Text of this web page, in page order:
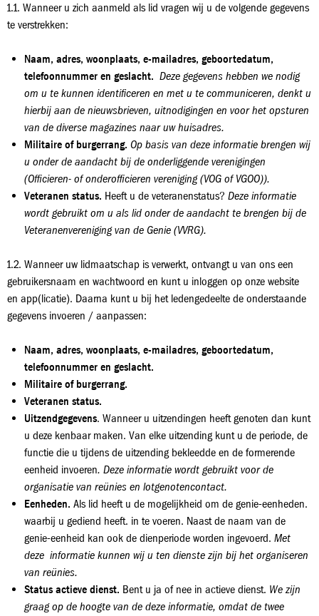
1.1. Wanneer u zich aanmeld als lid vragen wij u de volgende gegevens
te verstrekken:
Naam, adres, woonplaats, e-mailadres, geboortedatum,
telefoonnummer en geslacht. Deze gegevens hebben we nodig
om u te kunnen identificeren en met u te communiceren, denkt u
hierbij aan de nieuwsbrieven, uitnodigingen en voor het opsturen
van de diverse magazines naar uw huisadres.
Militaire of burgerrang. Op basis van deze informatie brengen wij
u onder de aandacht bij de onderliggende verenigingen
(Officieren- of onderofficieren vereniging (VOG of VGOO)).
Veteranen status. Heeft u de veteranenstatus? Deze informatie
wordt gebruikt om u als lid onder de aandacht te brengen bij de
Veteranenvereniging van de Genie (VVRG).
1.2. Wanneer uw lidmaatschap is verwerkt, ontvangt u van ons een
gebruikersnaam en wachtwoord en kunt u inloggen op onze website
en app(licatie). Daarna kunt u bij het ledengedeelte de onderstaande
gegevens invoeren / aanpassen:
Naam, adres, woonplaats, e-mailadres, geboortedatum,
telefoonnummer en geslacht.
Militaire of burgerrang.
Veteranen status.
Uitzendgegevens. Wanneer u uitzendingen heeft genoten dan kunt
u deze kenbaar maken. Van elke uitzending kunt u de periode, de
functie die u tijdens de uitzending bekleedde en de formerende
eenheid invoeren. Deze informatie wordt gebruikt voor de
organisatie van reünies en lotgenotencontact.
Eenheden. Als lid heeft u de mogelijkheid om de genie-eenheden.
waarbij u gediend heeft. in te voeren. Naast de naam van de
genie-eenheid kan ook de dienperiode worden ingevoerd. Met
deze informatie kunnen wij u ten dienste zijn bij het organiseren
van reünies.
Status actieve dienst. Bent u ja of nee in actieve dienst. We zijn
graag op de hoogte van de deze informatie, omdat de twee